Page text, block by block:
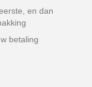
en dan
betaling